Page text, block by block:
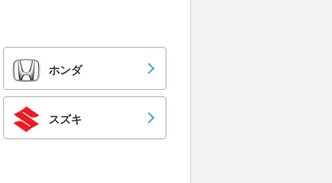
ホンダ
スズキ